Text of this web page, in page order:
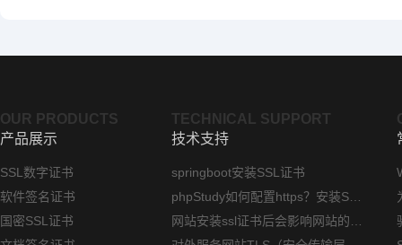
OUR PRODUCTS
产品展示
SSL数字证书
软件签名证书
国密SSL证书
TECHNICAL SUPPORT
技术支持
springboot安装SSL证书